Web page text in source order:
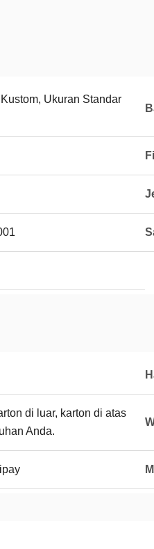
Ukuran Standar
di luar, karton di atas
Anda.